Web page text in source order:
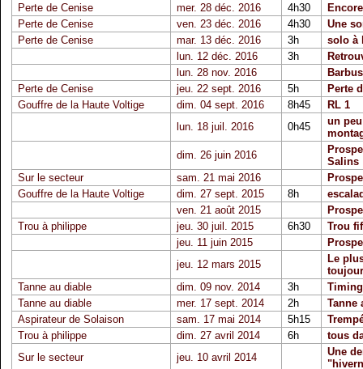
Perte de Cenise
mer. 28 déc. 2016 4h30
Perte de Cenise
ven. 23 déc. 2016 4h30
Une
Perte de Cenise
mar. 13 déc. 2016 3h
solo à
lun. 12 déc. 2016
3h
lun. 28 nov. 2016
Perte de Cenise
jeu. 22 sept. 2016 5h
Perte
Gouffre de la Haute Voltige
dim. 04 sept. 2016 8h45
RL 1
lun. 18 juil. 2016
0h45
un
dim. 26 juin 2016
Salins
Sur le secteur
sam. 21 mai 2016
Gouffre de la Haute Voltige
dim. 27 sept. 2015 8h
ven. 21 août 2015
Trou à philippe
jeu. 30 juil. 2015 6h30
Trou
jeu. 11 juin 2015
jeu. 12 mars 2015
Le
Tanne au diable
dim. 09 nov. 2014 3h
Tanne au diable
mer. 17 sept. 2014 2h
Tanne
Aspirateur de Solaison
sam. 17 mai 2014 5h15
Trou à philippe
dim. 27 avril 2014 6h
tous
Sur le secteur
jeu. 10 avril 2014
Une